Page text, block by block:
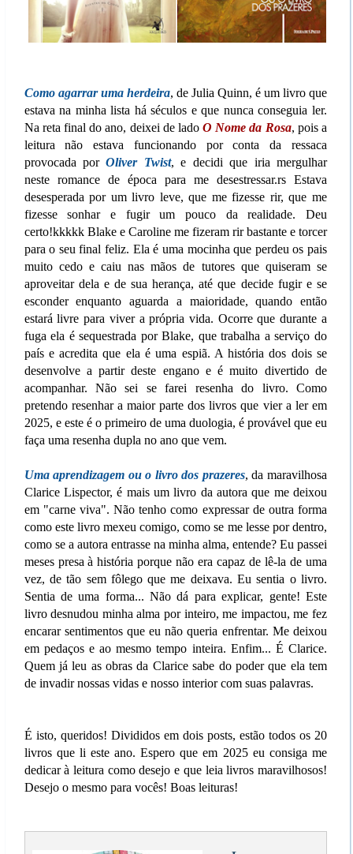
Como agarrar uma herdeira, de Julia Quinn, é um livro que
estava na minha lista há séculos e que nunca conseguia ler.
Na reta final do ano, deixei de ladoO Nome da Rosa, pois a
leitura não estava funcionando por conta da ressaca
provocada porOliver Twist, e decidi que iria mergulhar
neste romance de época para me desestressar.rs Estava
desesperada por um livro leve, que me fizesse rir, que me
fizesse sonhar e fugir um pouco da realidade. Deu
certo!kkkkk Blake e Caroline me fizeram rir bastante e torcer
para o seu final feliz. Ela é uma mocinha que perdeu os pais
muito cedo e caiu nas mãos de tutores que quiseram se
aproveitar dela e de sua herança, até que decide fugir e se
esconder enquanto aguarda a maioridade, quando então
estará livre para viver a própria vida. Ocorre que durante a
fuga ela é sequestrada por Blake, que trabalha a serviço do
país e acredita que ela é uma espiã. A história dos dois se
desenvolve a partir deste engano e é muito divertido de
acompanhar. Não sei se farei resenha do livro. Como
pretendo resenhar a maior parte dos livros que vier a ler em
2025, e este é o primeiro de uma duologia, é provável que eu
faça uma resenha dupla no ano que vem.
Uma aprendizagem ou o livro dos prazeres, da maravilhosa
Clarice Lispector, é mais um livro da autora que me deixou
em "carne viva". Não tenho como expressar de outra forma
como este livro mexeu comigo, como se me lesse por dentro,
como se a autora entrasse na minha alma, entende? Eu passei
meses presa à história porque não era capaz de lê-la de uma
vez, de tão sem fôlego que me deixava. Eu sentia o livro.
Sentia de uma forma... Não dá para explicar, gente! Este
livro desnudou minha alma por inteiro, me impactou, me fez
encarar sentimentos que eu não queria enfrentar. Me deixou
em pedaços e ao mesmo tempo inteira. Enfim... É Clarice.
Quem já leu as obras da Clarice sabe do poder que ela tem
de invadir nossas vidas e nosso interior com suas palavras.
É isto, queridos! Divididos em dois posts, estão todos os 20
livros que li este ano. Espero que em 2025 eu consiga me
dedicar à leitura como desejo e que leia livros maravilhosos!
Desejo o mesmo para vocês! Boas leituras!